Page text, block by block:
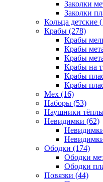
Заколки
Заколки
Кольца детские
Крабы (278)
Крабы
Крабы
Крабы
Крабы на
Крабы
Крабы
Мех (16)
Наборы (53)
Наушники
Невидимки (62)
Ободки (174)
Ободки
Ободки
Повязки (44)